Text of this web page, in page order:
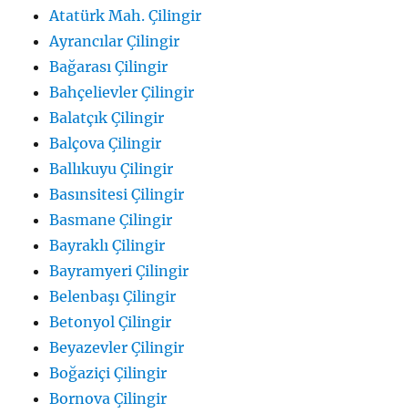
Atatürk Mah. Çilingir
Ayrancılar Çilingir
Bağarası Çilingir
Bahçelievler Çilingir
Balatçık Çilingir
Balçova Çilingir
Ballıkuyu Çilingir
Basınsitesi Çilingir
Basmane Çilingir
Bayraklı Çilingir
Bayramyeri Çilingir
Belenbaşı Çilingir
Betonyol Çilingir
Beyazevler Çilingir
Boğaziçi Çilingir
Bornova Çilingir